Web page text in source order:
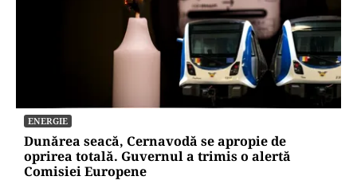
ENERGIE
Dunărea seacă, Cernavodă se apropie de
oprirea totală. Guvernul a trimis o alertă
Comisiei Europene